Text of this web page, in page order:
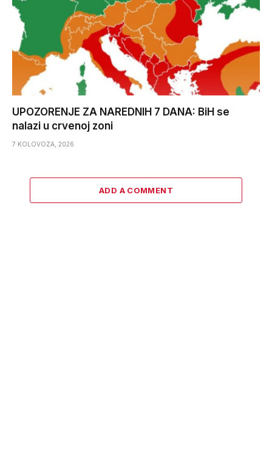
UPOZORENJE ZA NAREDNIH 7 DANA: BiH se
nalazi u crvenoj zoni
7 KOLOVOZA, 2026
ADD A COMMENT